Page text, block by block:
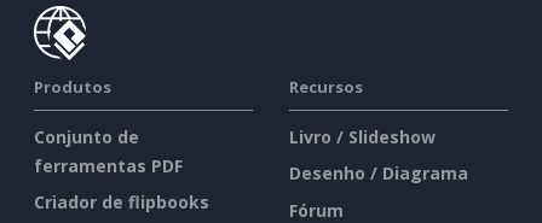
Produtos
Conjunto de
ferramentas PDF
Criador de flipbooks
Recursos
Livro / Slideshow
Desenho / Diagrama
Fórum